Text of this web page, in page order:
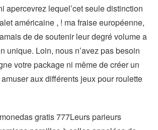
apercevrez lequel’cet seule distinction
américaine , ! ma fraise européenne,
de de soutenir leur degré volume a
unique. Loin, nous n’avez pas besoin
votre package ni même de créer un
aux différents jeux pour roulette
Leurs parieurs